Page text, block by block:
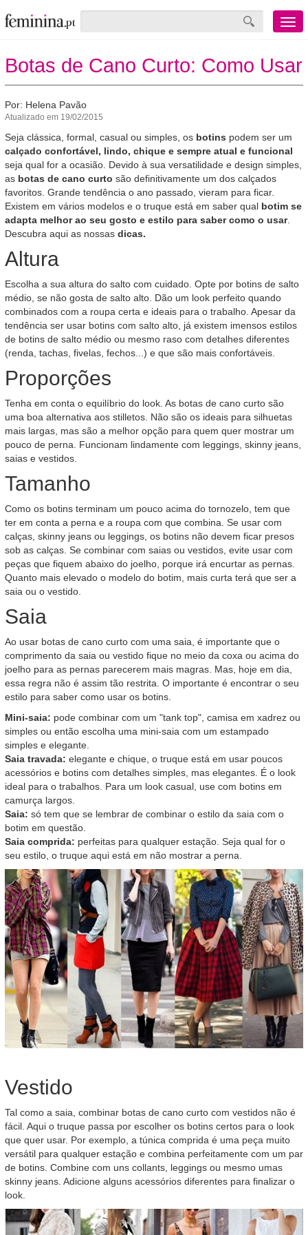
Menu
mobile
Botas de Cano Curto: Como Usar
Por: Helena Pavão
Atualizado em 19/02/2015
Seja clássica, formal, casual ou simples, os botins podem ser um
calçado confortável, lindo, chique e sempre atual e funcional
seja qual for a ocasião. Devido à sua versatilidade e design simples,
as botas de cano curto são definitivamente um dos calçados
favoritos. Grande tendência o ano passado, vieram para ficar.
Existem em vários modelos e o truque está em saber qual botim se
adapta melhor ao seu gosto e estilo para saber como o usar.
Descubra aqui as nossas dicas.
Altura
Escolha a sua altura do salto com cuidado. Opte por botins de salto
médio, se não gosta de salto alto. Dão um look perfeito quando
combinados com a roupa certa e ideais para o trabalho. Apesar da
tendência ser usar botins com salto alto, já existem imensos estilos
de botins de salto médio ou mesmo raso com detalhes diferentes
(renda, tachas, fivelas, fechos...) e que são mais confortáveis.
Proporções
Tenha em conta o equilíbrio do look. As botas de cano curto são
uma boa alternativa aos stilletos. Não são os ideais para silhuetas
mais largas, mas são a melhor opção para quem quer mostrar um
pouco de perna. Funcionam lindamente com leggings, skinny jeans,
saias e vestidos.
Tamanho
Como os botins terminam um pouco acima do tornozelo, tem que
ter em conta a perna e a roupa com que combina. Se usar com
calças, skinny jeans ou leggings, os botins não devem ficar presos
sob as calças. Se combinar com saias ou vestidos, evite usar com
peças que fiquem abaixo do joelho, porque irá encurtar as pernas.
Quanto mais elevado o modelo do botim, mais curta terá que ser a
saia ou o vestido.
Saia
Ao usar botas de cano curto com uma saia, é importante que o
comprimento da saia ou vestido fique no meio da coxa ou acima do
joelho para as pernas parecerem mais magras. Mas, hoje em dia,
essa regra não é assim tão restrita. O importante é encontrar o seu
estilo para saber como usar os botins.
Mini-saia: pode combinar com um "tank top", camisa em xadrez ou
simples ou então escolha uma mini-saia com um estampado
simples e elegante.
Saia travada: elegante e chique, o truque está em usar poucos
acessórios e botins com detalhes simples, mas elegantes. É o look
ideal para o trabalhos. Para um look casual, use com botins em
camurça largos.
Saia: só tem que se lembrar de combinar o estilo da saia com o
botim em questão.
Saia comprida: perfeitas para qualquer estação. Seja qual for o
seu estilo, o truque aqui está em não mostrar a perna.
Vestido
Tal como a saia, combinar botas de cano curto com vestidos não é
fácil. Aqui o truque passa por escolher os botins certos para o look
que quer usar. Por exemplo, a túnica comprida é uma peça muito
versátil para qualquer estação e combina perfeitamente com um par
de botins. Combine com uns collants, leggings ou mesmo umas
skinny jeans. Adicione alguns acessórios diferentes para finalizar o
look.